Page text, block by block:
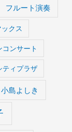
フルート演奏
ックス
コンサート
ティプラザ
小島よしき